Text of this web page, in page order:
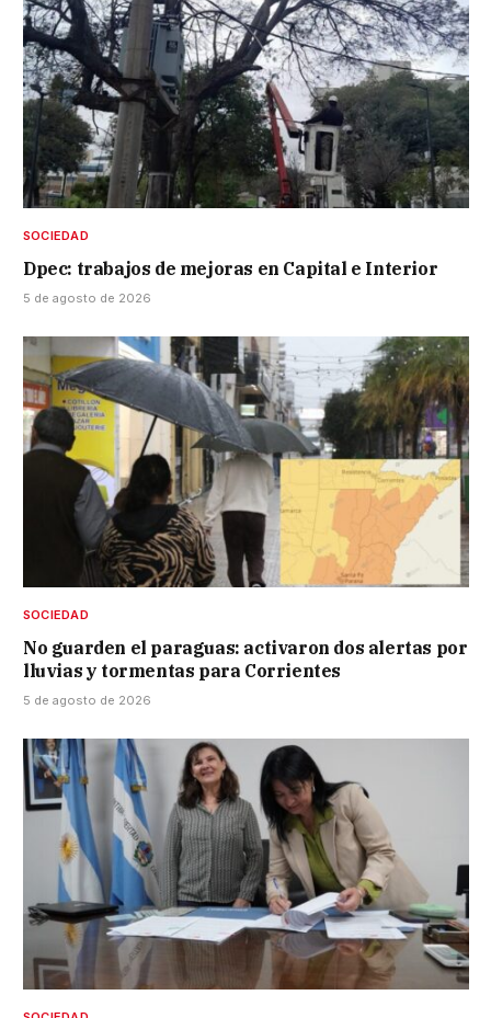
SOCIEDAD
Dpec: trabajos de mejoras en Capital e Interior
5 de agosto de 2026
SOCIEDAD
No guarden el paraguas: activaron dos alertas por
lluvias y tormentas para Corrientes
5 de agosto de 2026